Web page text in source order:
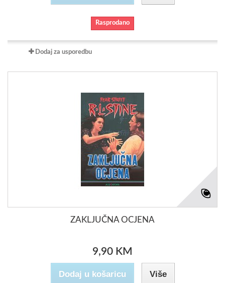
Rasprodano
Dodaj za usporedbu
ZAKLJUČNA OCJENA
9,90 KM
Dodaj u košaricu Više